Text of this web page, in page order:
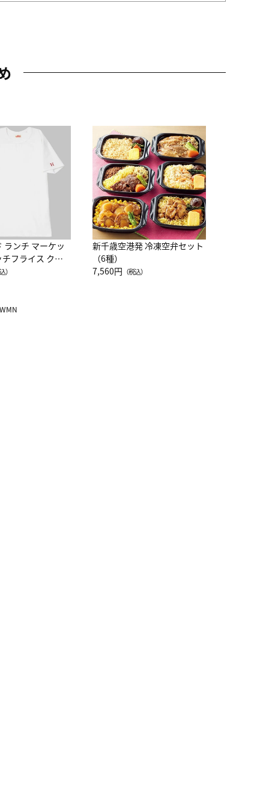
ランチ マーケッ
フライス クル
半袖Ｔシャツ
）
新千歳空港発 冷凍空弁セット
（6種）
7,560円 （税込）